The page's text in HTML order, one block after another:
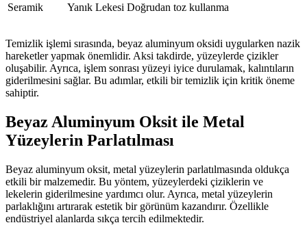
Seramik Yanık Lekesi Doğrudan toz kullanma
Temizlik işlemi sırasında, beyaz aluminyum oksidi uygularken nazik
hareketler yapmak önemlidir. Aksi takdirde, yüzeylerde çizikler
oluşabilir. Ayrıca, işlem sonrası yüzeyi iyice durulamak, kalıntıların
giderilmesini sağlar. Bu adımlar, etkili bir temizlik için kritik öneme
sahiptir.
Beyaz Aluminyum Oksit ile Metal
Yüzeylerin Parlatılması
Beyaz aluminyum oksit, metal yüzeylerin parlatılmasında oldukça
etkili bir malzemedir. Bu yöntem, yüzeylerdeki çiziklerin ve
lekelerin giderilmesine yardımcı olur. Ayrıca, metal yüzeylerin
parlaklığını artırarak estetik bir görünüm kazandırır. Özellikle
endüstriyel alanlarda sıkça tercih edilmektedir.